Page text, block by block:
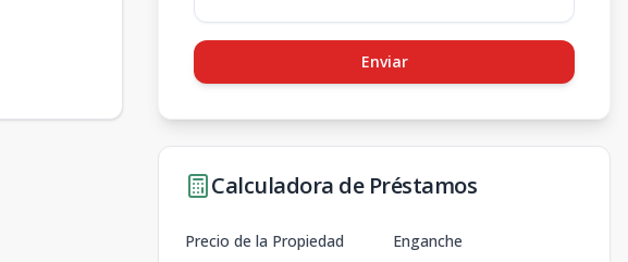
Enviar
Calculadora de Préstamos
Precio de la Propiedad Enganche